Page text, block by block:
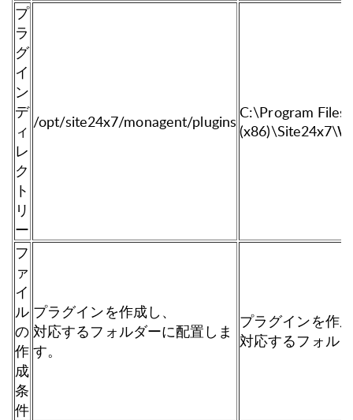
プ
ラ
グ
イ
ン
デ
ィ
レ
ク
ト
リ
ー
/opt/site24x7/monagent/plugins C:\Program Files
フ
ァ
イ
ル
の
作
成
条
件
プラグインを作成し、
対応するフォルダーに配置しま
す。
プラグインを作
対応するフォル